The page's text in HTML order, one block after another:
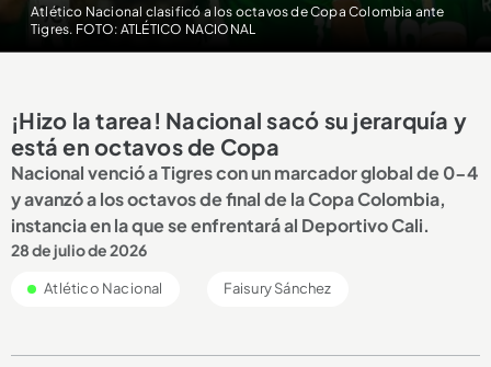
Atlético Nacional clasificó a los octavos de Copa Colombia ante
Tigres. FOTO: ATLÉTICO NACIONAL
¡Hizo la tarea! Nacional sacó su jerarquía y
está en octavos de Copa
Nacional venció a Tigres con un marcador global de 0-4
y avanzó a los octavos de final de la Copa Colombia,
instancia en la que se enfrentará al Deportivo Cali.
28 de julio de 2026
Atlético Nacional Faisury Sánchez